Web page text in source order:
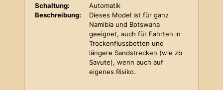
Schaltung:
Automatik
Beschreibung:
Dieses Model ist für ganz
Namibia und Botswana
geeignet, auch für Fahrten in
Trockenflussbetten und
längere Sandstrecken (wie zb
Savute), wenn auch auf
eigenes Risiko.